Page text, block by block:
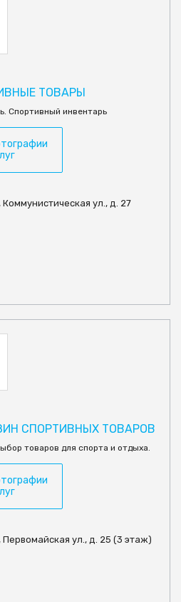
ТОВАРЫ
Спортивный инвентарь
Коммунистическая ул., д. 27
СПОРТИВНЫХ ТОВАРОВ
товаров для спорта и отдыха.
Первомайская ул., д. 25 (3 этаж)